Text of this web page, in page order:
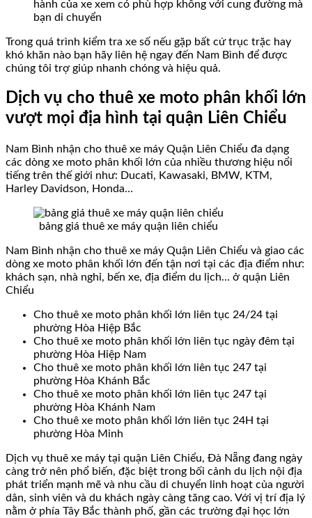
hành của xe xem có phù hợp không với cung đường mà
bạn di chuyển
Trong quá trình kiểm tra xe số nếu gặp bất cứ trục trặc hay
khó khăn nào bạn hãy liên hệ ngay đến Nam Bình để được
chúng tôi trợ giúp nhanh chóng và hiệu quả.
Dịch vụ cho thuê xe moto phân khối lớn
vượt mọi địa hình tại quận Liên Chiểu
Nam Bình nhận cho thuê xe máy Quận Liên Chiểu đa dạng
các dòng xe moto phân khối lớn của nhiều thương hiệu nổi
tiếng trên thế giới như: Ducati, Kawasaki, BMW, KTM,
Harley Davidson, Honda…
bảng giá thuê xe máy quận liên chiểu
Nam Bình nhận cho thuê xe máy Quận Liên Chiểu và giao các
dòng xe moto phân khối lớn đến tận nơi tại các địa điểm như:
khách sạn, nhà nghỉ, bến xe, địa điểm du lịch… ở quận Liên
Chiểu
Cho thuê xe moto phân khối lớn liên tục 24/24 tại
phường Hòa Hiệp Bắc
Cho thuê xe moto phân khối lớn liên tục ngày đêm tại
phường Hòa Hiệp Nam
Cho thuê xe moto phân khối lớn liên tục 247 tại
phường Hòa Khánh Bắc
Cho thuê xe moto phân khối lớn liên tục 247 tại
phường Hòa Khánh Nam
Cho thuê xe moto phân khối lớn liên tục 24H tại
phường Hòa Minh
Dịch vụ thuê xe máy tại quận Liên Chiểu, Đà Nẵng đang ngày
càng trở nên phổ biến, đặc biệt trong bối cảnh du lịch nội địa
phát triển mạnh mẽ và nhu cầu di chuyển linh hoạt của người
dân, sinh viên và du khách ngày càng tăng cao. Với vị trí địa lý
nằm ở phía Tây Bắc thành phố, gần các trường đại học lớn